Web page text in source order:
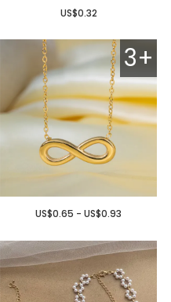
US$0.32
3+
US$0.65 - US$0.93